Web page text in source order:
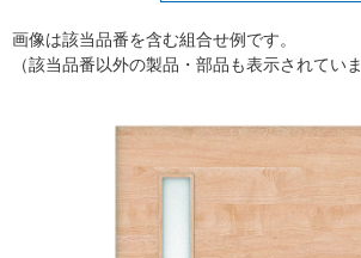
画像は該当品番を含む組合せ例です。
（該当品番以外の製品・部品も表示されていま